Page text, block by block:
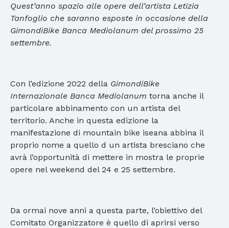
Quest’anno spazio alle opere dell’artista Letizia
Tanfoglio che saranno esposte in occasione della
GimondiBike Banca Mediolanum del prossimo 25
settembre.
Con l’edizione 2022 della GimondiBike
Internazionale Banca Mediolanum torna anche il
particolare abbinamento con un artista del
territorio. Anche in questa edizione la
manifestazione di mountain bike iseana abbina il
proprio nome a quello d un artista bresciano che
avrà l’opportunità di mettere in mostra le proprie
opere nel weekend del 24 e 25 settembre.
Da ormai nove anni a questa parte, l’obiettivo del
Comitato Organizzatore è quello di aprirsi verso